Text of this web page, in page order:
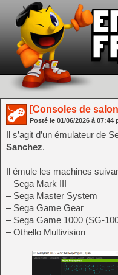
[Consoles de
Posté le 01/06/2026 à 07:44
Il s’agit d’un émulateur de
Sanchez.
Il émule les machines
– Sega Mark III
– Sega Master System
– Sega Game Gear
– Sega Game 1000 (SG-
– Othello Multivision